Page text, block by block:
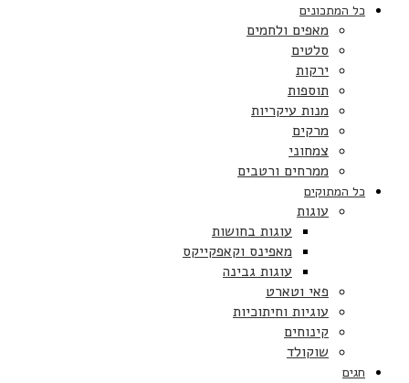
כל המתכונים
מאפים ולחמים
סלטים
ירקות
תוספות
מנות עיקריות
מרקים
צמחוני
ממרחים ורטבים
כל המתוקים
עוגות
עוגות בחושות
מאפינס וקאפקייקס
עוגות גבינה
פאי וטארט
עוגיות וחיתוכיות
קינוחים
שוקולד
חגים